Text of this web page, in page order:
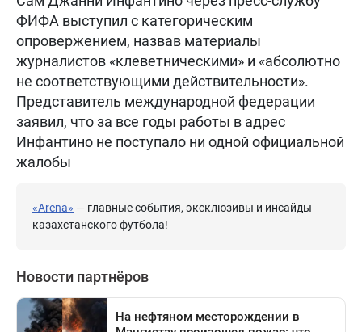
ФИФА выступил с категорическим
опровержением, назвав материалы
журналистов «клеветническими» и «абсолютно
не соответствующими действительности».
Представитель международной федерации
заявил, что за все годы работы в адрес
Инфантино не поступало ни одной официальной
жалобы
«Arena» — главные события, эксклюзивы и инсайды
казахстанского футбола!